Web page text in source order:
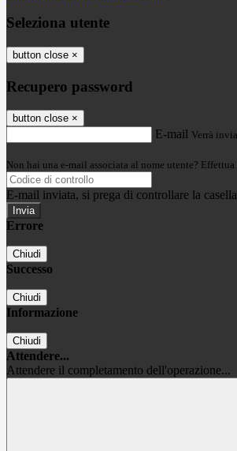
Seleziona utente
button close ×
Recupero password
button close ×
E-mail Verrà
Non hai una e-mail associata al nome utente?
E-mail inviata, si prega di controllare la
Errore
Chiudi
Successo
Chiudi
Informazione
Chiudi
Attendere...
Attendere il completamento dell'operazione...